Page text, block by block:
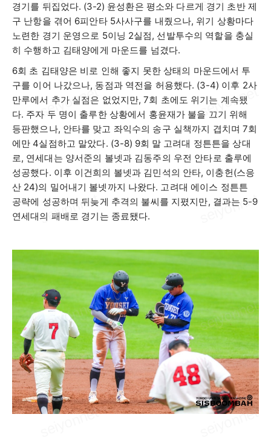
경기를 뒤집었다. (3-2) 윤성환은 평소와 다르게 경기 초반 제
구 난항을 겪어 6피안타 5사사구를 내줬으나, 위기 상황마다
노련한 경기 운영으로 5이닝 2실점, 선발투수의 역할을 충실
히 수행하고 김태양에게 마운드를 넘겼다.
6회 초 김태양은 비로 인해 좋지 못한 상태의 마운드에서 투
구를 이어 나갔으나, 동점과 역전을 허용했다. (3-4) 이후 2사
만루에서 추가 실점은 없었지만, 7회 초에도 위기는 계속됐
다. 주자 두 명이 출루한 상황에서 홍윤재가 불을 끄기 위해
등판했으나, 안타를 맞고 좌익수의 송구 실책까지 겹치며7회
에만 4실점하고 말았다. (3-8) 9회 말 고려대 정튼튼을 상대
로, 연세대는 양서준의 볼넷과 김동주의 우전 안타로 출루에
성공했다. 이후 이건희의 볼넷과 김민석의 안타, 이충헌(스응
산 24)의 밀어내기 볼넷까지 나왔다. 고려대 에이스 정튼튼
공략에 성공하며 뒤늦게 추격의 불씨를 지폈지만, 결과는 5-9
연세대의 패배로 경기는 종료됐다.